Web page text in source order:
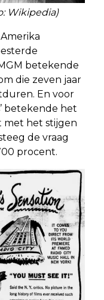
Wikipedia)
betekende
die zeven jaar
En voor
betekende het
met het stijgen
de vraag
procent.